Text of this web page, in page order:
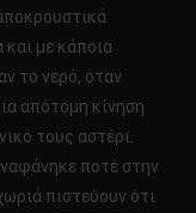
με κάποια
το νερό, όταν
απότομη κίνηση
τους αστέρι.
ποτέ στην
πιστεύουν ότι